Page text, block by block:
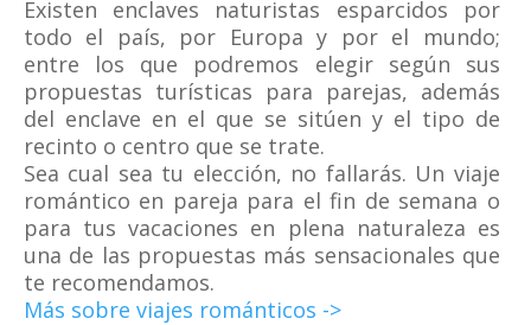
Existen enclaves naturistas esparcidos por
todo el país, por Europa y por el mundo;
entre los que podremos elegir según sus
propuestas turísticas para parejas, además
del enclave en el que se sitúen y el tipo de
recinto o centro que se trate.
Sea cual sea tu elección, no fallarás. Un viaje
romántico en pareja para el fin de semana o
para tus vacaciones en plena naturaleza es
una de las propuestas más sensacionales que
te recomendamos.
Más sobre viajes románticos ->